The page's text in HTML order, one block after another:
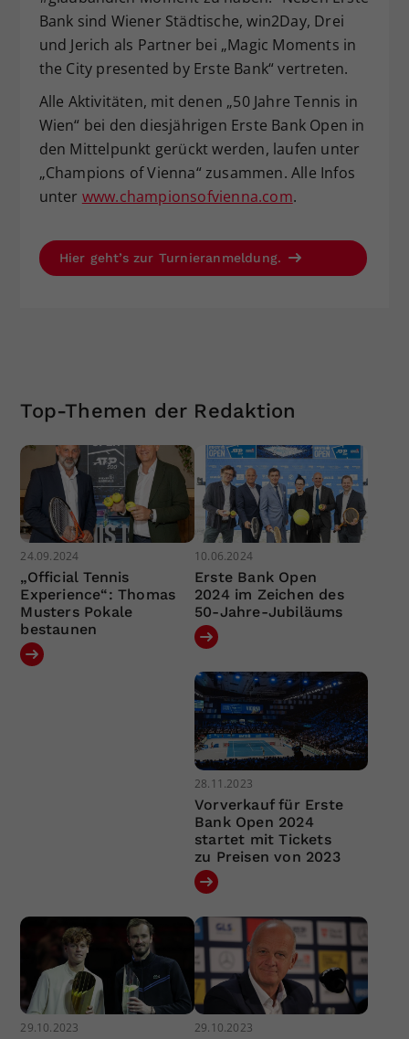
Bank sind Wiener Städtische, win2Day, Drei
und Jerich als Partner bei „Magic Moments in
the City presented by Erste Bank“ vertreten.
Alle Aktivitäten, mit denen „50 Jahre Tennis in
Wien“ bei den diesjährigen Erste Bank Open in
den Mittelpunkt gerückt werden, laufen unter
„Champions of Vienna“ zusammen. Alle Infos
unter www.championsofvienna.com.
Hier geht’s zur Turnieranmeldung.
Top-Themen der Redaktion
24.09.2024
„Official Tennis
Experience“: Thomas
Musters Pokale
bestaunen
10.06.2024
Erste Bank Open
2024 im Zeichen des
50-Jahre-Jubiläums
28.11.2023
Vorverkauf für Erste
Bank Open 2024
startet mit Tickets
zu Preisen von 2023
29.10.2023 29.10.2023